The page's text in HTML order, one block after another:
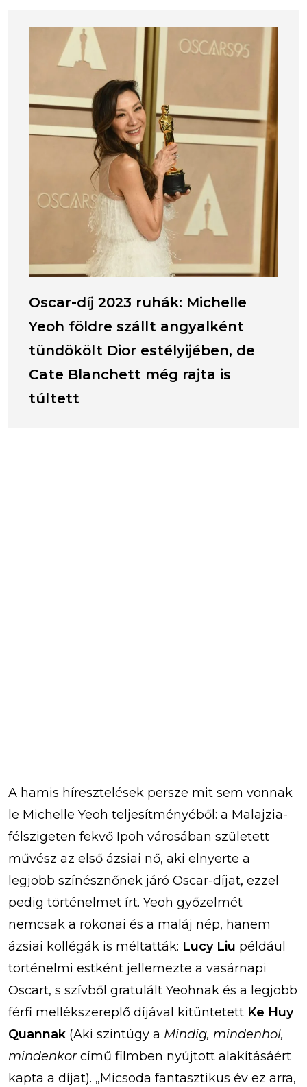
Oscar-díj 2023 ruhák: Michelle
Yeoh földre szállt angyalként
tündökölt Dior estélyijében, de
Cate Blanchett még rajta is
túltett
A hamis híresztelések persze mit sem vonnak
le Michelle Yeoh teljesítményéből: a Malajzia-
félszigeten fekvő Ipoh városában született
művész az első ázsiai nő, aki elnyerte a
legjobb színésznőnek járó Oscar-díjat, ezzel
pedig történelmet írt. Yeoh győzelmét
nemcsak a rokonai és a maláj nép, hanem
ázsiai kollégák is méltatták: Lucy Liu például
történelmi estként jellemezte a vasárnapi
Oscart, s szívből gratulált Yeohnak és a legjobb
férfi mellékszereplő díjával kitüntetett Ke Huy
Quannak (Aki szintúgy a Mindig, mindenhol,
mindenkorcímű filmben nyújtott alakításáért
kapta a díjat). „Micsoda fantasztikus év ez arra,